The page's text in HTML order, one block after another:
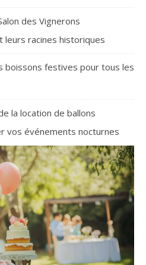
des Vignerons
leurs racines historiques
boissons festives pour tous les
la location de ballons
vos événements nocturnes